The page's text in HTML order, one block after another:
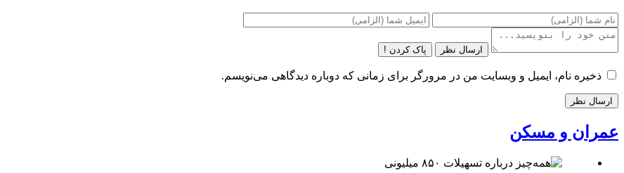
ارسال نظر پاک کردن !
ذخیره نام، ایمیل و وبسایت من در مرورگر برای زمانی که دوباره دیدگاهی می‌نویسم.
عمران و مسکن